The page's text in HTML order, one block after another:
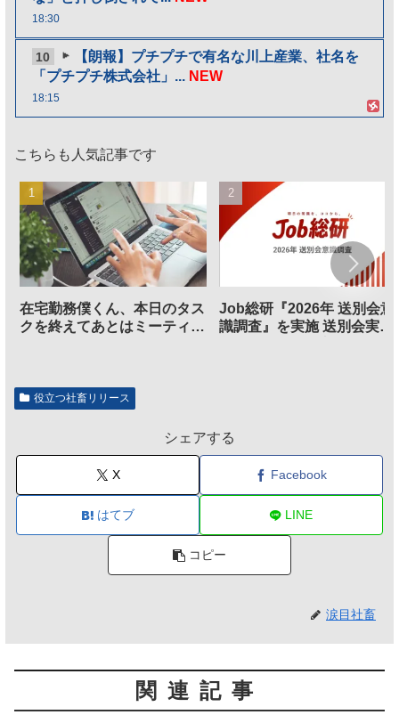
18:30
10
【朗報】プチプチで有名な川上産業、社名を
「プチプチ株式会社」... NEW
18:15
こちらも人気記事です
在宅勤務僕くん、本日のタス
クを終えてあとはミーティン
Job総研『2026年 送別会意
識調査』を実施 送別会実施
役立つ社畜リリース
シェアする
X Facebook
はてブ LINE
コピー
涙目社畜
関連記事